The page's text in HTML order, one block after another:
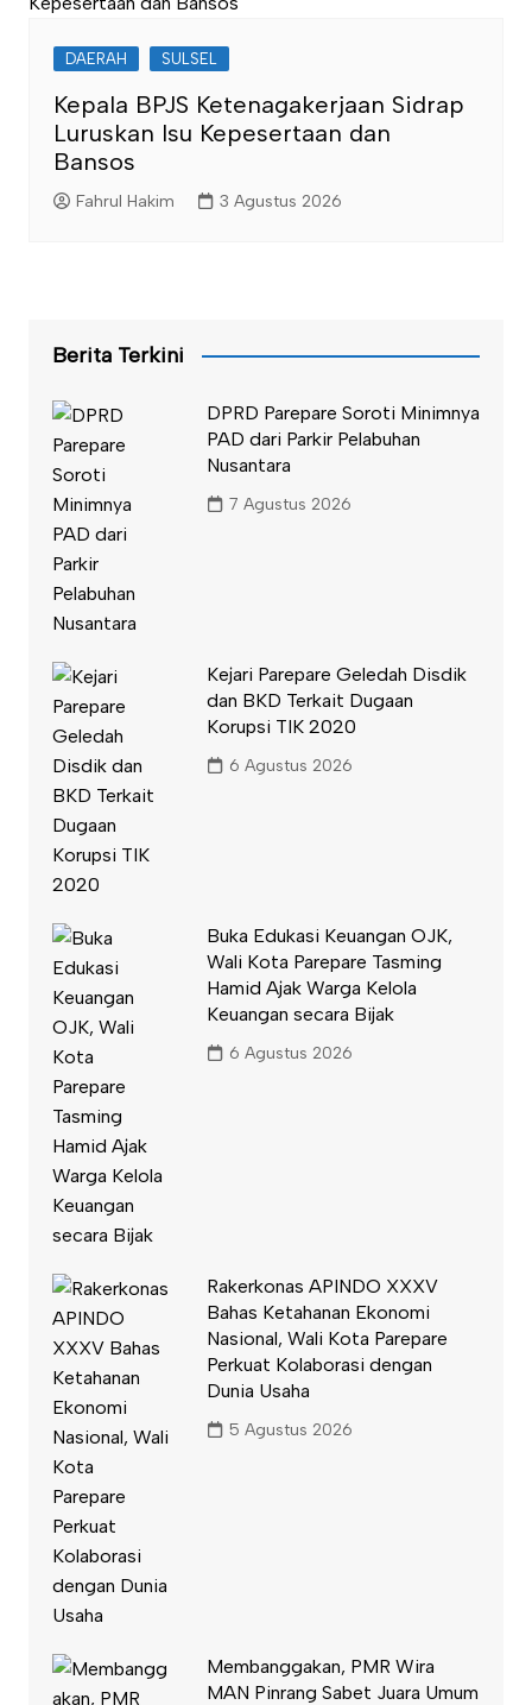
DAERAH SULSEL
Kepala BPJS Ketenagakerjaan Sidrap
Luruskan Isu Kepesertaan dan
Bansos
Fahrul Hakim 3 Agustus 2026
Berita Terkini
DPRD Parepare Soroti Minimnya
PAD dari Parkir Pelabuhan
Nusantara
7 Agustus 2026
Kejari Parepare Geledah Disdik
dan BKD Terkait Dugaan
Korupsi TIK 2020
6 Agustus 2026
Buka Edukasi Keuangan OJK,
Wali Kota Parepare Tasming
Hamid Ajak Warga Kelola
Keuangan secara Bijak
6 Agustus 2026
Rakerkonas APINDO XXXV
Bahas Ketahanan Ekonomi
Nasional, Wali Kota Parepare
Perkuat Kolaborasi dengan
Dunia Usaha
5 Agustus 2026
Membanggakan, PMR Wira
MAN Pinrang Sabet Juara Umum